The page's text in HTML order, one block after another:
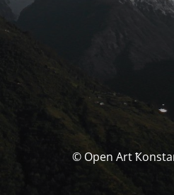
© Open Art